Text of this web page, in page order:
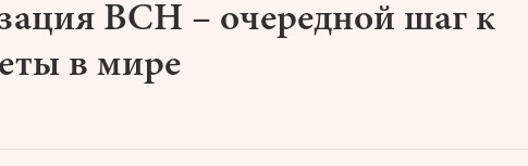
BCH – очередной шаг к
в мире